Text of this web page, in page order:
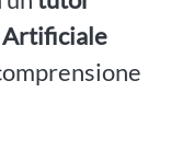
Artificiale